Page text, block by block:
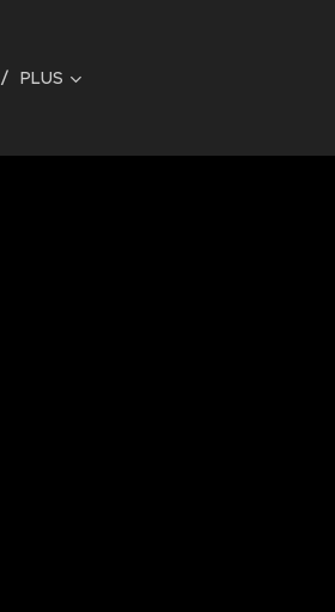
PLUS